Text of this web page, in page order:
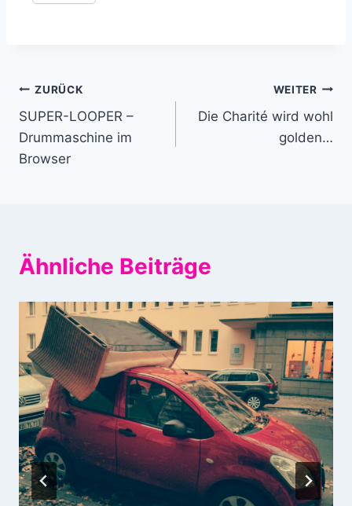
Beitragsnavigation
ZURÜCK
SUPER-LOOPER –
Drummaschine im
Browser
WEITER
Die Charité wird wohl
golden…
Ähnliche Beiträge